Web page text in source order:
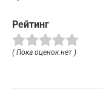
Рейтинг
( Пока оценок нет )